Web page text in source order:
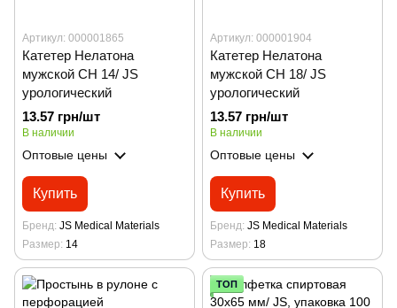
Артикул: 000001865
Катетер Нелатона
мужской CH 14/ JS
урологический
13.57 грн/шт
В наличии
Оптовые цены
Купить
Бренд JS Medical Materials
Размер 14
Артикул: 000001904
Катетер Нелатона
мужской CH 18/ JS
урологический
13.57 грн/шт
В наличии
Оптовые цены
Купить
Бренд JS Medical Materials
Размер 18
ТОП